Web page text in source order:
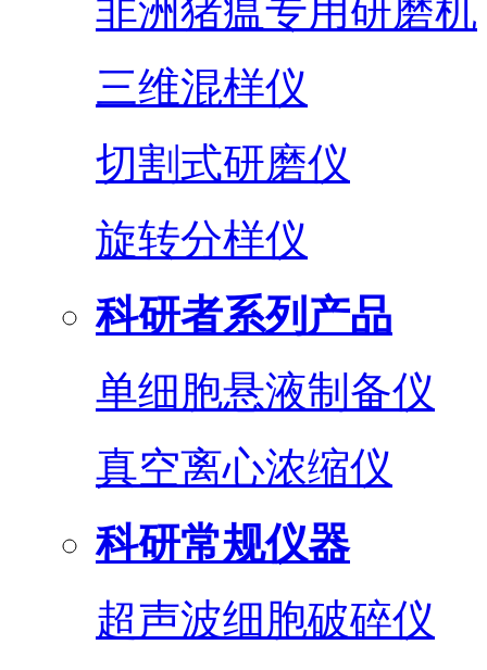
非洲猪瘟专用研磨机
三维混样仪
切割式研磨仪
旋转分样仪
科研者系列产品
单细胞悬液制备仪
真空离心浓缩仪
科研常规仪器
超声波细胞破碎仪